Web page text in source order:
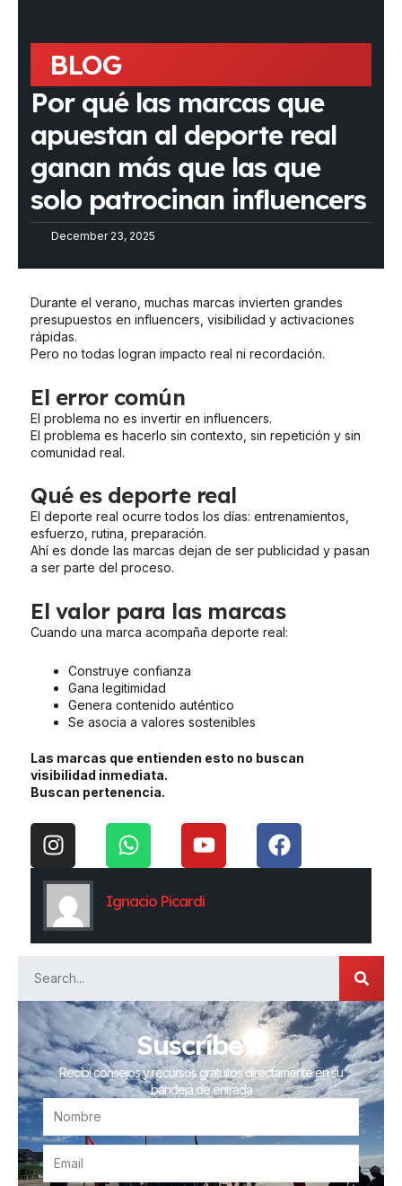
BLOG
Por qué las marcas que
apuestan al deporte real
ganan más que las que
solo patrocinan influencers
December 23, 2025
Durante el verano, muchas marcas invierten grandes
presupuestos en influencers, visibilidad y activaciones
rápidas.
Pero no todas logran impacto real ni recordación.
El error común
El problema no es invertir en influencers.
El problema es hacerlo sin contexto, sin repetición y sin
comunidad real.
Qué es deporte real
El deporte real ocurre todos los días: entrenamientos,
esfuerzo, rutina, preparación.
Ahí es donde las marcas dejan de ser publicidad y pasan
a ser parte del proceso.
El valor para las marcas
Cuando una marca acompaña deporte real:
Construye confianza
Gana legitimidad
Genera contenido auténtico
Se asocia a valores sostenibles
Las marcas que entienden esto no buscan
visibilidad inmediata.
Buscan pertenencia.
I
n
s
t
a
g
a
m
W
h
t
a
Y
o
t
b
F
a
o
Ignacio Picardi
Suscríbete
Recibí consejos y recursos gratuitos directamente en su
bandeja de entrada
NOMBRE
EMAIL